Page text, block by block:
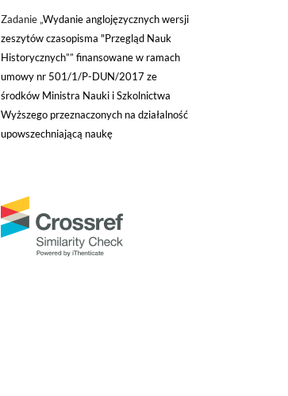
Zadanie „Wydanie anglojęzycznych wersji
zeszytów czasopisma "Przegląd Nauk
Historycznych”” finansowane w ramach
umowy nr 501/1/P-DUN/2017 ze
środków Ministra Nauki i Szkolnictwa
Wyższego przeznaczonych na działalność
upowszechniającą naukę